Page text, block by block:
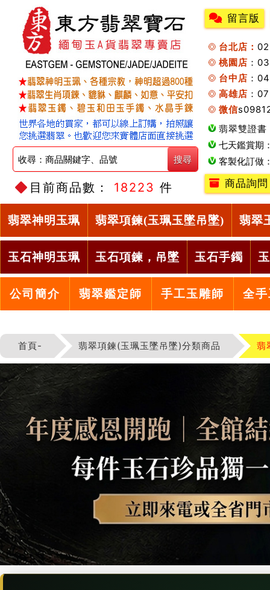
目前商品數： 18223 件
留言版
台北店：
桃園店 ：
台中店 ：
高雄店 ：
微信
翡翠雙證書
七天鑑賞期
客製化訂做
商品詢問
翡翠神明玉珮 翡翠項鍊(玉珮玉墜吊墜) 翡翠
玉石神明玉珮 玉石項鍊，吊墜 玉石手鐲
公司簡介 翡翠鑑定師 手工玉雕師 全
首頁- 翡翠項鍊(玉珮玉墜吊墜)分類商品 翡